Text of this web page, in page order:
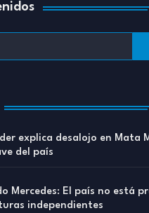
explica desalojo en Mata
del país
Mercedes: El país no está
independientes